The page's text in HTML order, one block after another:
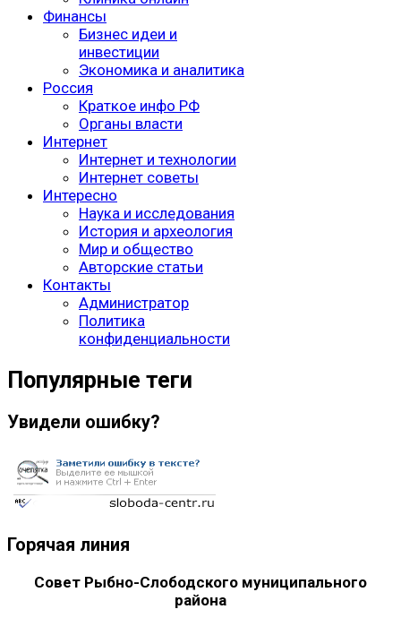
Финансы
Бизнес идеи и
инвестиции
Экономика и аналитика
Россия
Краткое инфо РФ
Органы власти
Интернет
Интернет и технологии
Интернет советы
Интересно
Наука и исследования
История и археология
Мир и общество
Авторские статьи
Контакты
Администратор
Политика
конфиденциальности
Популярные теги
Увидели ошибку?
Горячая линия
Совет Рыбно-Слободского муниципального
района